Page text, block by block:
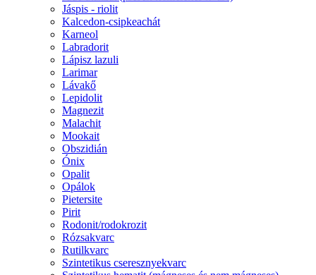
Jáspis - riolit
Kalcedon-csipkeachát
Karneol
Labradorit
Lápisz lazuli
Larimar
Lávakő
Lepidolit
Magnezit
Malachit
Mookait
Obszidián
Ónix
Opalit
Opálok
Pietersite
Pirit
Rodonit/rodokrozit
Rózsakvarc
Rutilkvarc
Szintetikus cseresznyekvarc